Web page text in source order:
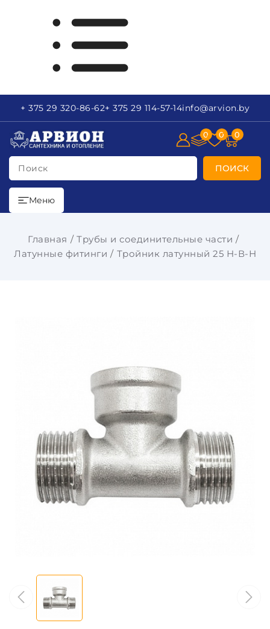
+ 375 29 320-86-62+ 375 29 114-57-14info@arvion.by
Поиск ПОИСК
0 0 0
Меню
Главная
Трубы и соединительные части
Латунные фитинги
Тройник латунный 25 Н-В-Н